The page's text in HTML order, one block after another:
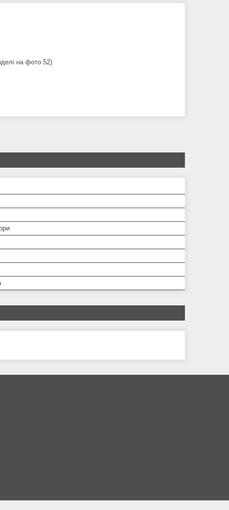
на фото 52)